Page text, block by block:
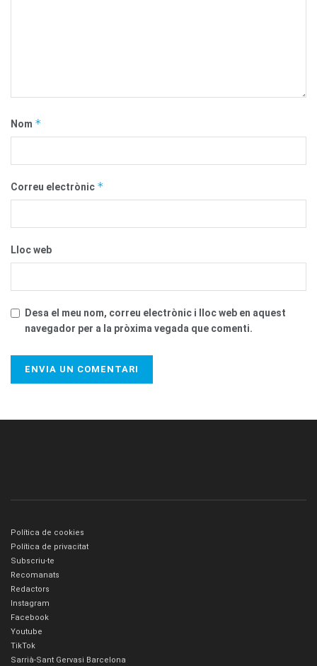
Nom *
Correu electrònic *
Lloc web
Desa el meu nom, correu electrònic i lloc web en aquest
navegador per a la pròxima vegada que comenti.
Política de cookies
Política de privacitat
Subscriu-te
Recomanats
Redactors
Instagram
Facebook
Youtube
TikTok
Sarrià-Sant Gervasi Barcelona